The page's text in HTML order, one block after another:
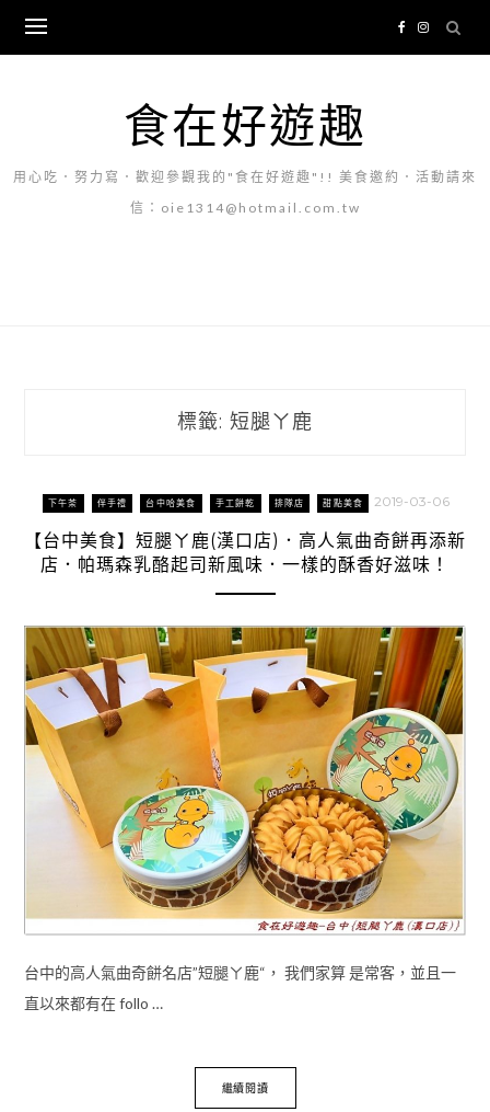
content
食在好遊趣
用心吃．努力寫．歡迎參觀我的"食在好遊趣"!! 美食邀約．活動請來
信：oie1314@hotmail.com.tw
標籤: 短腿ㄚ鹿
下午茶 伴手禮 台中哈美食 手工餅乾 排隊店 甜點美食 2019-03-06
【台中美食】短腿ㄚ鹿(漢口店)．高人氣曲奇餅再添新
店．帕瑪森乳酪起司新風味．一樣的酥香好滋味！
台中的高人氣曲奇餅名店”短腿ㄚ鹿“， 我們家算 是常客，並且一
直以來都有在 follo …
繼續閱讀